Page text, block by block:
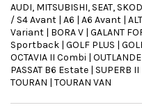
AUDI, MITSUBISHI, SEAT,
/ S4 Avant | A6 | A6 Avant |
Variant | BORA V | GALANT
Sportback | GOLF PLUS |
OCTAVIA II Combi |
PASSAT B6 Estate | SUPERB
TOURAN | TOURAN VAN